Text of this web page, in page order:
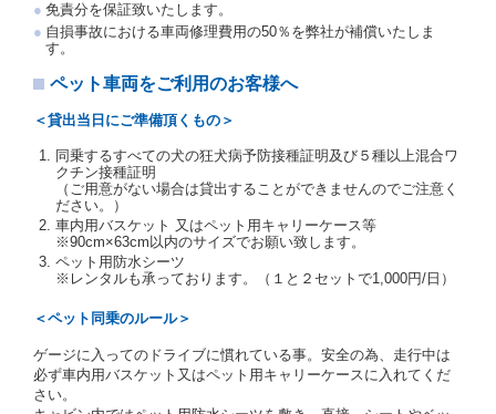
交通局長通達「レンタカーに関する基本通達」（自
旅第138号 平成7年6月13日）の２．(10)及び(11)の
注２）運転免許証とは、道路交通法第９２条に規定
される運転免許証のうち、道路交通法施行規則第１
９条別記様式第１４の書式の運転免許証をいいま
す。
当社は、貸渡契約の締結にあたり、借受人及び運転者
に対し、運転免許証のほかに本人確認ができる書類の
提示を求め、及び提出された書類の写しをとることが
あります。
当社は、貸渡契約の締結にあたり、借受期間中に借受
人及び運転者と連絡するための携帯電話番号等の告知
を求めます。
レジットカード若しくは現金による支払いを求め、又
借受人は契約後の借受期間の延長はできないものとし
ます。
当社は、借受人又は運転者が前3項に従わない場合
免責分を保証致いたします。
自損事故における車両修理費用の50％を弊社が補償いたしま
す。
ペット車両をご利用のお客様へ
＜貸出当日にご準備頂くもの＞
同乗するすべての犬の狂犬病予防接種証明及び５種以上混合ワ
クチン接種証明
（ご用意がない場合は貸出することができませんのでご注意く
ださい。）
車内用バスケット 又はペット用キャリーケース等
※90cm×63cm以内のサイズでお願い致します。
ペット用防水シーツ
※レンタルも承っております。（１と２セットで1,000円/日）
＜ペット同乗のルール＞
ゲージに入ってのドライブに慣れている事。安全の為、走行中は
必ず車内用バスケット又はペット用キャリーケースに入れてくだ
さい。